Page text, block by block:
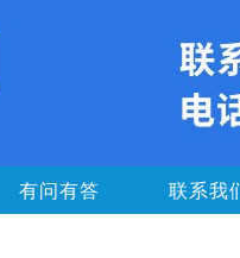
有问有答 联系我